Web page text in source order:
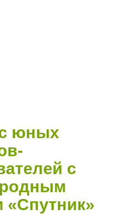
юных
с
«Спутник»